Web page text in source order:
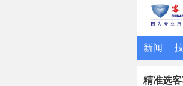
新闻
精准选